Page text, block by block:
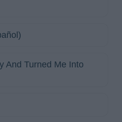
And Turned Me Into